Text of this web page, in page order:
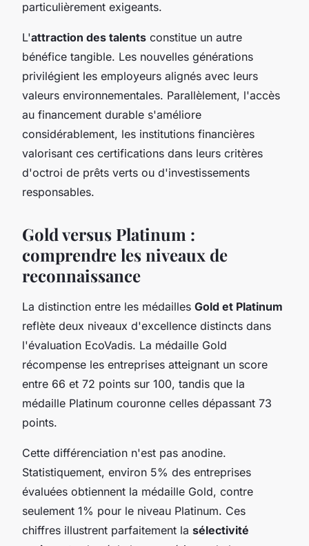
particulièrement exigeants.
L'attraction des talents constitue un autre
bénéfice tangible. Les nouvelles générations
privilégient les employeurs alignés avec leurs
valeurs environnementales. Parallèlement, l'accès
au financement durable s'améliore
considérablement, les institutions financières
valorisant ces certifications dans leurs critères
d'octroi de prêts verts ou d'investissements
responsables.
Gold versus Platinum :
comprendre les niveaux de
reconnaissance
La distinction entre les médailles Gold et Platinum
reflète deux niveaux d'excellence distincts dans
l'évaluation EcoVadis. La médaille Gold
récompense les entreprises atteignant un score
entre 66 et 72 points sur 100, tandis que la
médaille Platinum couronne celles dépassant 73
points.
Cette différenciation n'est pas anodine.
Statistiquement, environ 5% des entreprises
évaluées obtiennent la médaille Gold, contre
seulement 1% pour le niveau Platinum. Ces
chiffres illustrent parfaitement la sélectivité